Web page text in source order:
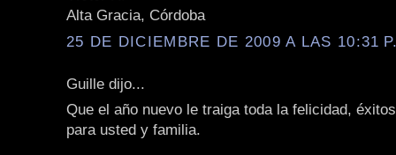
Alta Gracia, Córdoba
25 DE DICIEMBRE DE 2009 A LAS 10:31
Guille dijo...
Que el año nuevo le traiga toda la felicidad,
para usted y familia.